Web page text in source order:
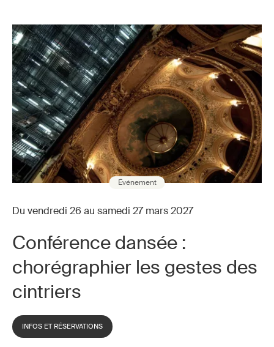
Événement
Du vendredi 26 au samedi 27 mars 2027
Conférence dansée :
chorégraphier les gestes des
cintriers
INFOS ET RÉSERVATIONS